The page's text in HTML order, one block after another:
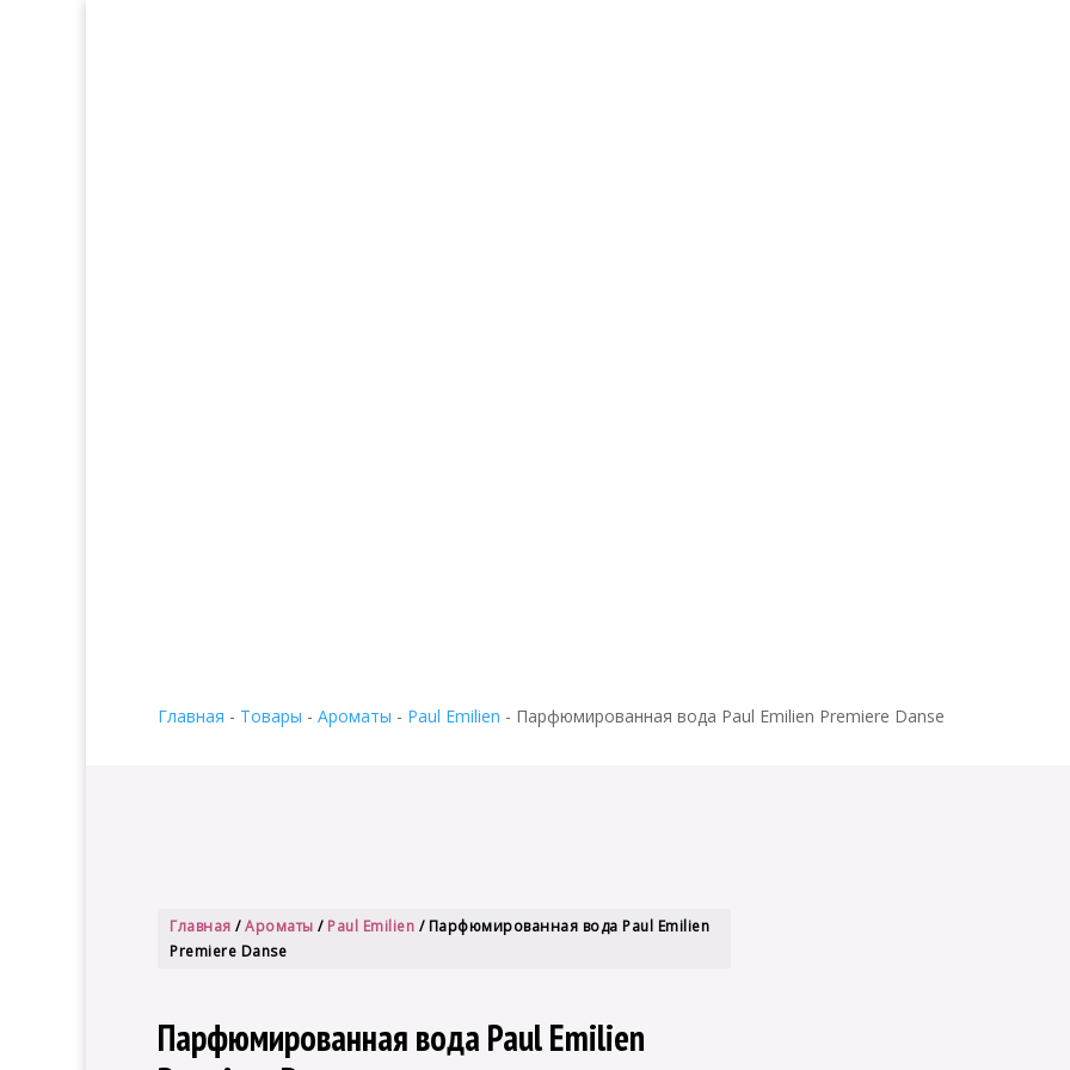
Главная - Товары - Ароматы - Paul Emilien - Парфюмированная вода Paul Emilien Premiere Danse
Главная /Ароматы / Paul Emilien / Парфюмированная вода Paul Emilien
Premiere Danse
Парфюмированная вода Paul Emilien